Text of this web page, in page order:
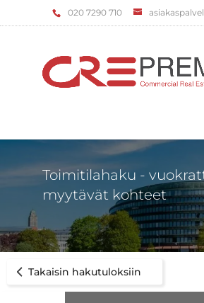
‌020 7290 710
Toimitilahaku -
myytävät kohteet
Takaisin hakutuloksiin